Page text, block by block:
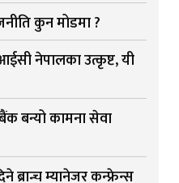
कुन मोडमा ?
नेपालका उत्कृष्ट, यी
बन्यो कामना सेवा
म्यानेजर कन्फ्रेन्स